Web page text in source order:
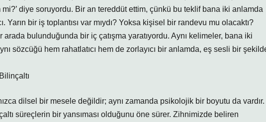
mi?’ diye soruyordu. Bir an tereddüt ettim, çünkü bu teklif bana iki anlamda
Yarın bir iş toplantısı var mıydı? Yoksa kişisel bir randevu mu olacaktı?
bulunduğunda bir iç çatışma yaratıyordu. Aynı kelimeler, bana iki
sözcüğü hem rahatlatıcı hem de zorlayıcı bir anlamda, eş sesli bir
dilsel bir mesele değildir; aynı zamanda psikolojik bir boyutu da vardır.
süreçlerin bir yansıması olduğunu öne sürer. Zihnimizde beliren